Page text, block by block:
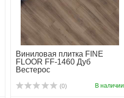
Виниловая плитка FINE
FLOOR FF-1460 Дуб
Вестерос
(0) В наличии